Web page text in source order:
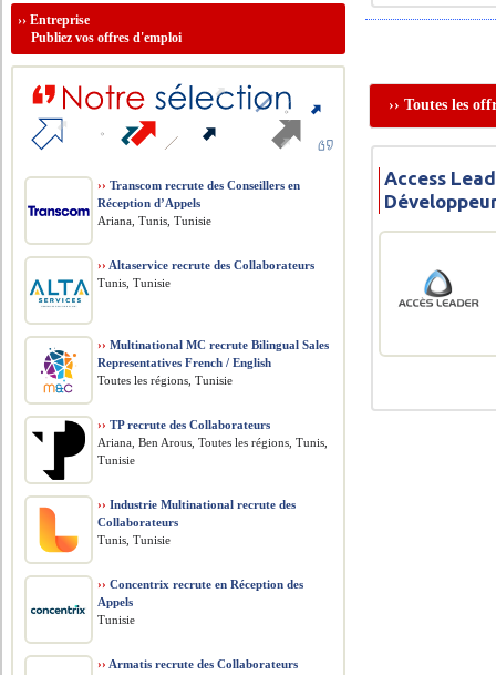
›› Toutes les
Access
››Entreprise
Publiez vos offres d'emploi
›› Transcom recrute des Conseillers en
Réception d’Appels
Ariana, Tunis, Tunisie
›› Altaservice recrute des Collaborateurs
Tunis, Tunisie
›› Multinational MC recrute Bilingual Sales
Representatives French / English
Toutes les régions, Tunisie
›› TP recrute des Collaborateurs
Ariana, Ben Arous, Toutes les régions, Tunis,
Tunisie
›› Industrie Multinational recrute des
Collaborateurs
Tunis, Tunisie
›› Concentrix recrute en Réception des
Appels
Tunisie
›› Armatis recrute des Collaborateurs